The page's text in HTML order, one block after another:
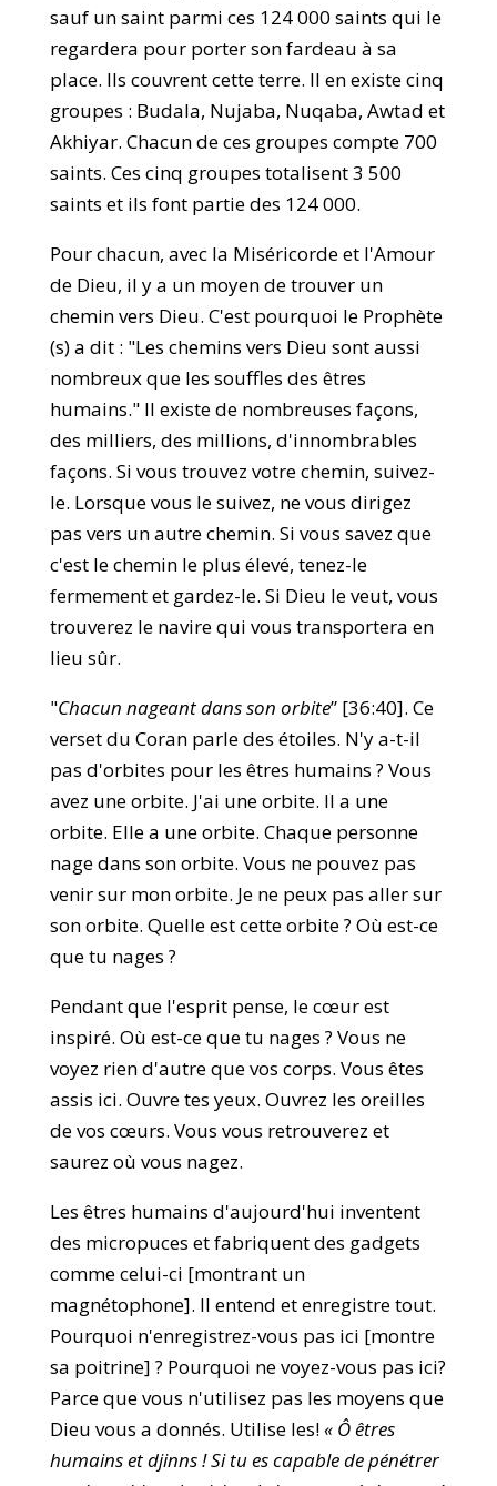
sauf un saint parmi ces 124 000 saints qui le
regardera pour porter son fardeau à sa
place. Ils couvrent cette terre. Il en existe cinq
groupes : Budala, Nujaba, Nuqaba, Awtad et
Akhiyar. Chacun de ces groupes compte 700
saints. Ces cinq groupes totalisent 3 500
saints et ils font partie des 124 000.
Pour chacun, avec la Miséricorde et l'Amour
de Dieu, il y a un moyen de trouver un
chemin vers Dieu. C'est pourquoi le Prophète
(s) a dit : "Les chemins vers Dieu sont aussi
nombreux que les souffles des êtres
humains." Il existe de nombreuses façons,
des milliers, des millions, d'innombrables
façons. Si vous trouvez votre chemin, suivez-
le. Lorsque vous le suivez, ne vous dirigez
pas vers un autre chemin. Si vous savez que
c'est le chemin le plus élevé, tenez-le
fermement et gardez-le. Si Dieu le veut, vous
trouverez le navire qui vous transportera en
lieu sûr.
"Chacun nageant dans son orbite” [36:40]. Ce
verset du Coran parle des étoiles. N'y a-t-il
pas d'orbites pour les êtres humains ? Vous
avez une orbite. J'ai une orbite. Il a une
orbite. Elle a une orbite. Chaque personne
nage dans son orbite. Vous ne pouvez pas
venir sur mon orbite. Je ne peux pas aller sur
son orbite. Quelle est cette orbite ? Où est-ce
que tu nages ?
Pendant que l'esprit pense, le cœur est
inspiré. Où est-ce que tu nages ? Vous ne
voyez rien d'autre que vos corps. Vous êtes
assis ici. Ouvre tes yeux. Ouvrez les oreilles
de vos cœurs. Vous vous retrouverez et
saurez où vous nagez.
Les êtres humains d'aujourd'hui inventent
des micropuces et fabriquent des gadgets
comme celui-ci [montrant un
magnétophone]. Il entend et enregistre tout.
Pourquoi n'enregistrez-vous pas ici [montre
sa poitrine] ? Pourquoi ne voyez-vous pas ici?
Parce que vous n'utilisez pas les moyens que
Dieu vous a donnés. Utilise les!« Ô êtres
humains et djinns ! Si tu es capable de pénétrer